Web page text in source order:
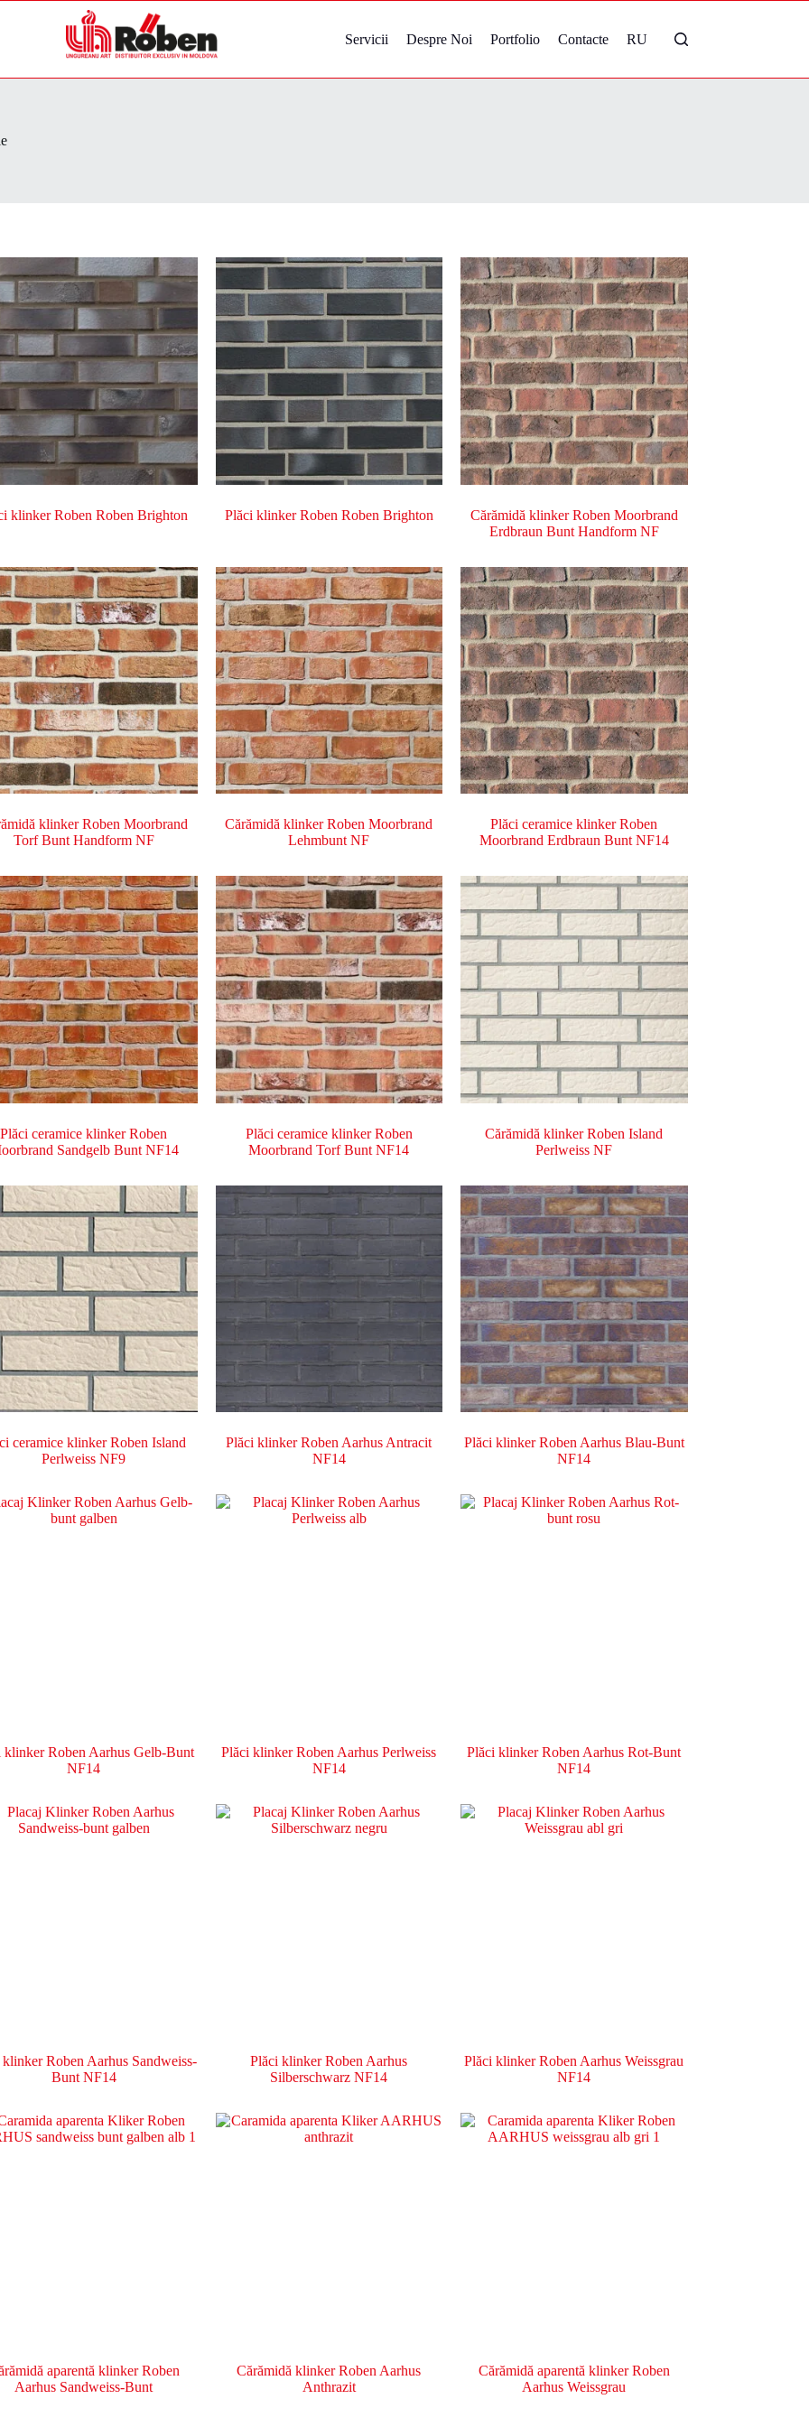
Servicii Despre Noi Portfolio Contacte RU
klinker Roben Roben Brighton Plăci klinker Roben Roben Brighton
Cărămidă klinker Roben Moorbrand
Erdbraun Bunt Handform NF
klinker Roben Moorbrand
Torf Bunt Handform NF
Cărămidă klinker Roben Moorbrand
Lehmbunt NF
Plăci ceramice klinker Roben
Moorbrand Erdbraun Bunt NF14
Plăci ceramice klinker Roben
Sandgelb Bunt NF14
Plăci ceramice klinker Roben
Moorbrand Torf Bunt NF14
Cărămidă klinker Roben Island
Perlweiss NF
ceramice klinker Roben Island
Perlweiss NF9
Plăci klinker Roben Aarhus Antracit
NF14
Plăci klinker Roben Aarhus Blau-Bunt
NF14
klinker Roben Aarhus Gelb-Bunt
NF14
Plăci klinker Roben Aarhus Perlweiss
NF14
Plăci klinker Roben Aarhus Rot-Bunt
NF14
Roben Aarhus Sandweiss-
Bunt NF14
Plăci klinker Roben Aarhus
Silberschwarz NF14
Plăci klinker Roben Aarhus Weissgrau
NF14
aparentă klinker Roben
Aarhus Sandweiss-Bunt
Cărămidă klinker Roben Aarhus
Anthrazit
Cărămidă aparentă klinker Roben
Aarhus Weissgrau